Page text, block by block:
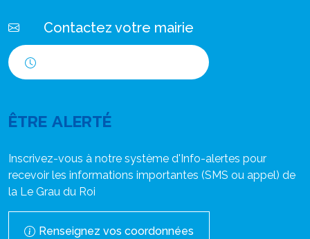
Contactez votre mairie
ÊTRE ALERTÉ
Inscrivez-vous à notre système d'Info-alertes pour
recevoir les informations importantes (SMS ou appel) de
la Le Grau du Roi
Renseignez vos coordonnées